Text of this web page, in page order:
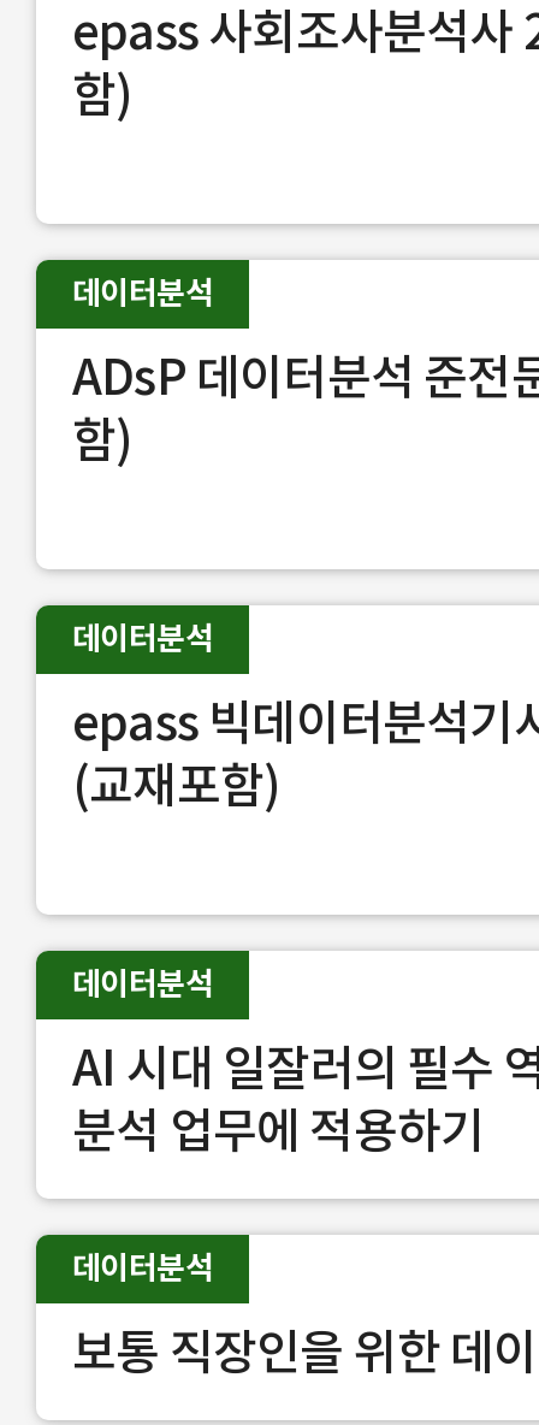
epass 사회조사분석사
함)
ADsP 데이터분석 준전
함)
데이터분석
epass 빅데이터분석기
(교재포함)
데이터분석
AI 시대 일잘러의 필수
분석 업무에 적용하기
데이터분석
보통 직장인을 위한 데
데이터분석